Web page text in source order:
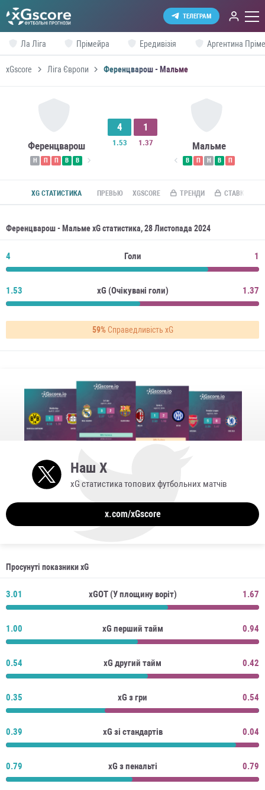
ТЕЛЕГРАМ
Ла Ліга Прімейра Ередивізія Аргентина
xGscore Ліга Європи Ференцварош - Мальме
Ференцварош
Н П П В В
4
1.53
1
1.37 Мальме
В П Н В П
XG СТАТИСТИКА ПРЕВЬЮ XGSCORE ТРЕНДИ СТАВКИ ПО
Ференцварош - Мальме xG статистика, 28 Листопада 2024
4 Голи 1
1.53 xG (Очікувані голи) 1.37
59%Справедливість xG
Наш X
xG статистика топових футбольних матчів
x.com/xGscore
Просунуті показники xG
3.01 xGOT (У площину воріт) 1.67
1.00 xG перший тайм 0.94
0.54 xG другий тайм 0.42
0.35 xG з гри 0.54
0.39 xG зі стандартів 0.04
0.79 xG з пенальті 0.79